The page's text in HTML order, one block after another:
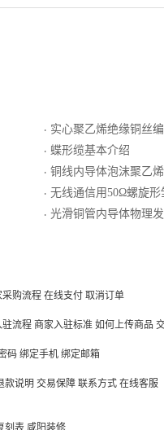
· 实心聚乙烯绝缘铜丝编织外导体聚氯
· 蝶形缆基本介绍
· 铜线内导体泡沫聚乙烯绝缘标准屏蔽外导体低烟无卤
· 无线通信用50Ω螺旋形皱纹铜管内导体泡沫聚乙烯绝缘环形皱纹铜管
· 光滑铜管内导体物理发泡聚乙烯绝缘环形皱纹铜管外导体阻燃聚乙
采购流程 在线支付 取消订单
驻流程 商家入驻标准 如何上传商品
码 绑定手机 绑定邮箱
款说明 交易保障 联系方式 在线客服
刻表 咸阳装修